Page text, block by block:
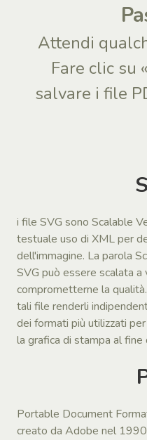
Attendi
Fare clic su
salvare i file
i file SVG sono Scalable
testuale uso di XML per
dell'immagine. La parola
SVG può essere scalata a
comprometterne la
tali file renderli
dei formati più utilizzati
la grafica di stampa al fine
Portable Document
creato da Adobe nel